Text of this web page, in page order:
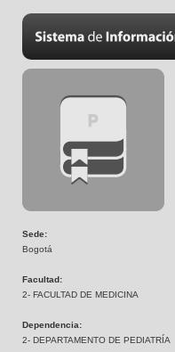
Sede:
Bogotá
Facultad:
2- FACULTAD DE MEDICINA
Dependencia:
2- DEPARTAMENTO DE PEDIATRÍA